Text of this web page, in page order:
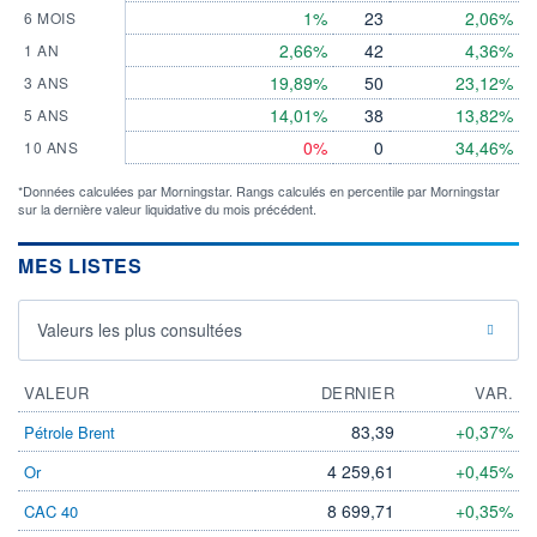
6 MOIS
1 AN
3 ANS
5 ANS
10 ANS
1%
2,66%
19,89%
14,01%
0%
23
42
50
38
0
2,06%
4,36%
23,12%
13,82%
34,46%
*Données calculées par Morningstar. Rangs calculés en percentile par Morningstar
sur la dernière valeur liquidative du mois précédent.
MES LISTES
Valeurs les plus consultées
VALEUR DERNIER
VAR.
Pétrole Brent
83,39 +0,37%
Or 4 259,61 +0,45%
CAC 40 8 699,71 +0,35%